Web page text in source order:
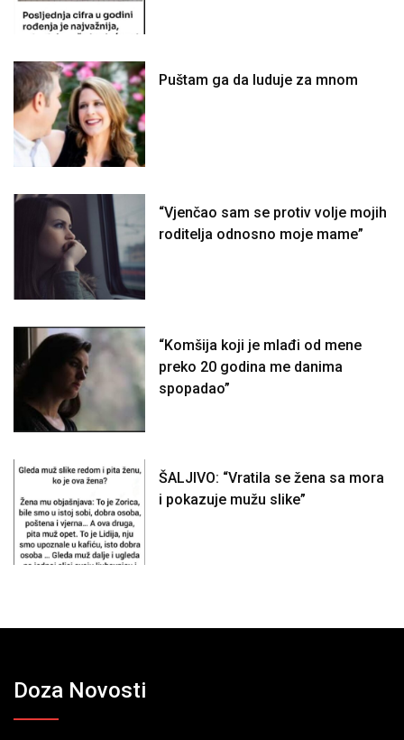
Puštam ga da luduje za mnom
“Vjenčao sam se protiv volje mojih
roditelja odnosno moje mame”
“Komšija koji je mlađi od mene
preko 20 godina me danima
spopadao”
ŠALJIVO: “Vratila se žena sa mora
i pokazuje mužu slike”
Doza Novosti